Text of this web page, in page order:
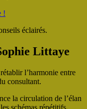
!
éclairés.
Littaye
l’harmonie entre
consultant.
la circulation de l’élan
schémas répétitifs,